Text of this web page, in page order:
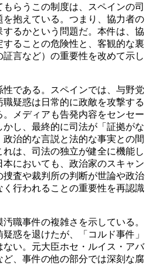
らうこの制度は、スペインの司
抱えている。つまり、協力者の
るかという問題だ。本件は、協
ることの危険性と、客観的な裏
言など）の重要性を改めて示し
である。スペインでは、与野党
疑惑は日常的に政敵を攻撃する
メディアも告発内容をセンセー
し、最終的に司法が「証拠がな
治的な言説と法的な事実との間
は、司法の独立が健全に機能し
においても、政治家のスキャン
査や裁判所の判断が世論や政治
行われることの重要性を再認識
職事件の複雑さを示している。
惑を退けたが、「コルド事件」
い。元大臣ホセ・ルイス・アバ
ど、事件の他の部分では深刻な腐